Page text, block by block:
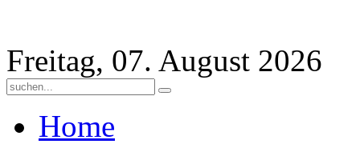
Freitag, 07. August 2026
Home